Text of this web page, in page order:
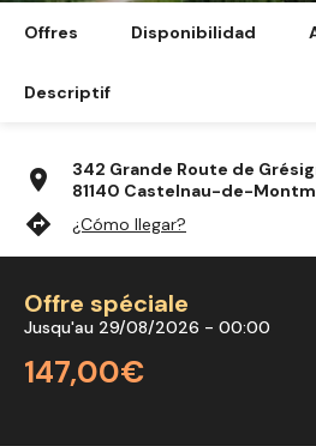
Offres Disponibilidad
Descriptif
location_on
342 Grande Route de
81140 Castelnau-de-
directions ¿Cómo llegar?
Offre spéciale
Jusqu'au 29/08/2026 - 00:00
147,00€